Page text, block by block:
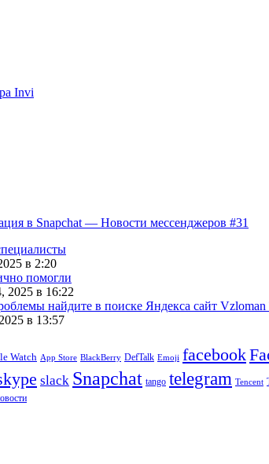
Invi
в Snapchat — Новости мессенджеров #31
в 2:20
помогли
2025 в 16:22
найдите в поиске Яндекса сайт
в 13:57
Watch App Store BlackBerry DefTalk Emoji facebook
slack Snapchat tango telegram Tencent